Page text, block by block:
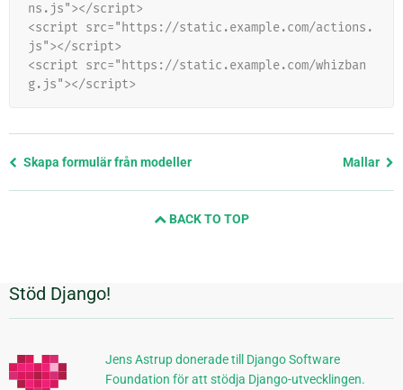
ns.js"></script>
<script src="https://static.example.com/actions.
js"></script>
<script src="https://static.example.com/whizban
g.js"></script>
Föregående
Skapa formulär från modeller Mallar
BACK TO TOP
Ytterligare
information
Stöd Django!
Jens Astrup donerade till Django Software
Foundation för att stödja Django-utvecklingen.